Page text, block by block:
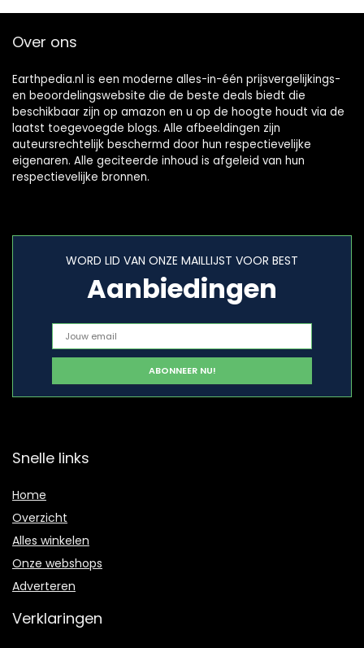
Over ons
Earthpedia.nl is een moderne alles-in-één prijsvergelijkings-
en beoordelingswebsite die de beste deals biedt die
beschikbaar zijn op amazon en u op de hoogte houdt via de
laatst toegevoegde blogs. Alle afbeeldingen zijn
auteursrechtelijk beschermd door hun respectievelijke
eigenaren. Alle geciteerde inhoud is afgeleid van hun
respectievelijke bronnen.
WORD LID VAN ONZE MAILLIJST VOOR BEST
Aanbiedingen
Snelle links
Home
Overzicht
Alles winkelen
Onze webshops
Adverteren
Verklaringen